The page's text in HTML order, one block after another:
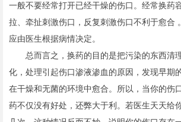
一般不要经常打开已经干燥的伤口。经常换药
拉、牵扯刺激伤口，反复刺激伤口不利于愈合
应由医生根据病情决定。
总而言之，换药的目的是把污染的东西清
化，处理引起伤口渗液渗血的原因，发现早期
在干燥和无菌的环境中愈合。所以，当你的伤
药不仅没有好处，还弊大于利。若医生天天给